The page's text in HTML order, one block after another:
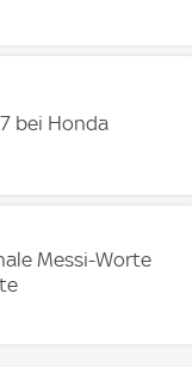
bei Honda
Messi-Worte